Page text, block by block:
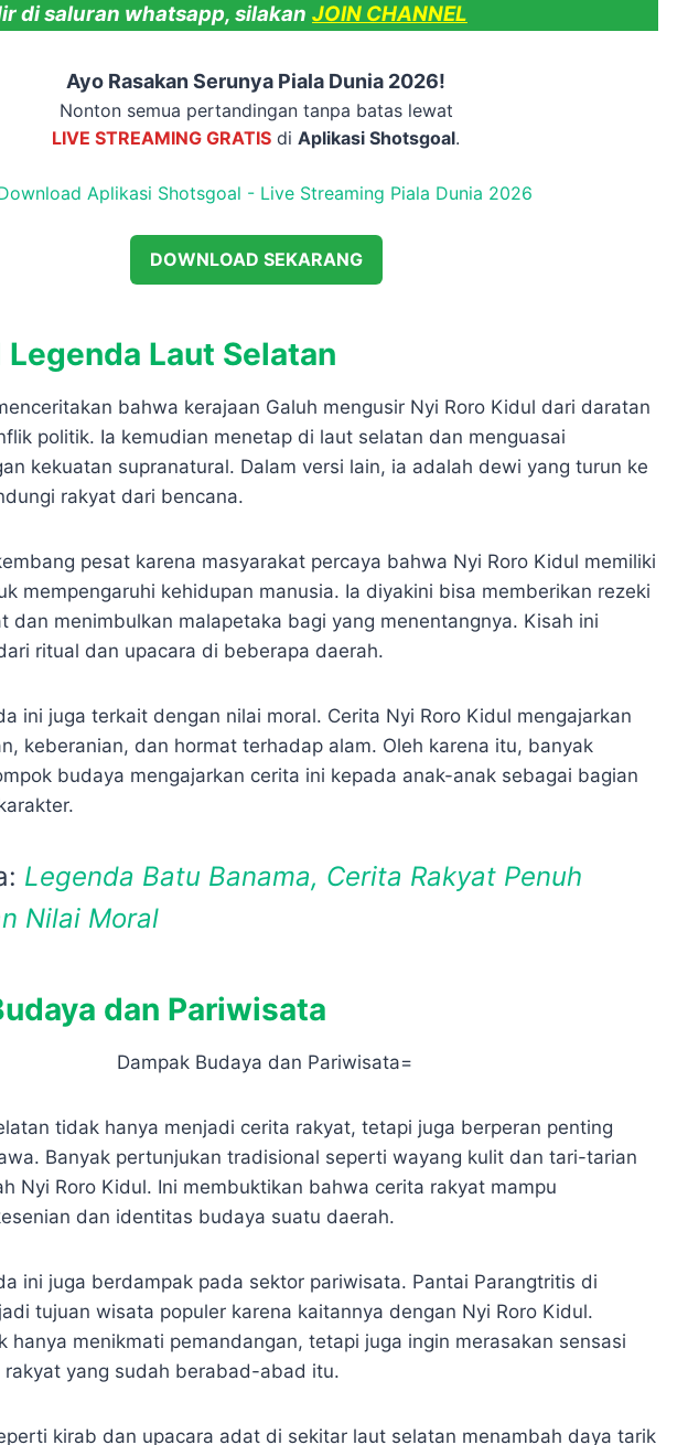
di saluran whatsapp, silakan JOIN CHANNEL
Ayo Rasakan Serunya Piala Dunia 2026!
Nonton semua pertandingan tanpa batas lewat
LIVE STREAMING GRATIS di Aplikasi Shotsgoal.
DOWNLOAD SEKARANG
Laut Selatan
bahwa kerajaan Galuh mengusir Nyi Roro Kidul dari daratan
politik. Ia kemudian menetap di laut selatan dan menguasai
kekuatan supranatural. Dalam versi lain, ia adalah dewi yang turun ke
rakyat dari bencana.
pesat karena masyarakat percaya bahwa Nyi Roro Kidul memiliki
mempengaruhi kehidupan manusia. Ia diyakini bisa memberikan rezeki
dan menimbulkan malapetaka bagi yang menentangnya. Kisah ini
ritual dan upacara di beberapa daerah.
ini juga terkait dengan nilai moral. Cerita Nyi Roro Kidul mengajarkan
keberanian, dan hormat terhadap alam. Oleh karena itu, banyak
budaya mengajarkan cerita ini kepada anak-anak sebagai bagian
Legenda Batu Banama, Cerita Rakyat Penuh
Nilai Moral
dan Pariwisata
tidak hanya menjadi cerita rakyat, tetapi juga berperan penting
Banyak pertunjukan tradisional seperti wayang kulit dan tari-tarian
Nyi Roro Kidul. Ini membuktikan bahwa cerita rakyat mampu
dan identitas budaya suatu daerah.
ini juga berdampak pada sektor pariwisata. Pantai Parangtritis di
tujuan wisata populer karena kaitannya dengan Nyi Roro Kidul.
hanya menikmati pemandangan, tetapi juga ingin merasakan sensasi
yang sudah berabad-abad itu.
kirab dan upacara adat di sekitar laut selatan menambah daya tarik